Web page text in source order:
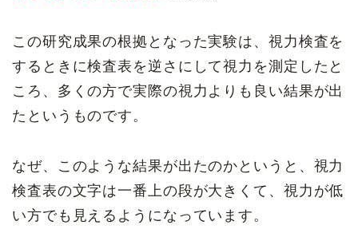
この研究成果の根拠となった実験は、視力検査を
するときに検査表を逆さにして視力を測定したと
ころ、多くの方で実際の視力よりも良い結果が出
たというものです。
なぜ、このような結果が出たのかというと、視力
検査表の文字は一番上の段が大きくて、視力が低
い方でも見えるようになっています。